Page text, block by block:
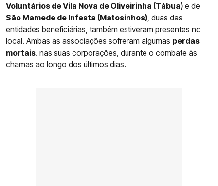
Voluntários de Vila Nova de Oliveirinha (Tábua) e de
São Mamede de Infesta (Matosinhos), duas das
entidades beneficiárias, também estiveram presentes no
local. Ambas as associações sofreram algumas perdas
mortais, nas suas corporações, durante o combate às
chamas ao longo dos últimos dias.